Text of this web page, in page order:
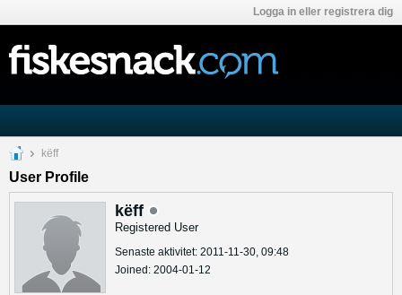
Logga in eller registrera dig
këff
User Profile
këff
Registered User
Senaste aktivitet: 2011-11-30, 09:48
Joined: 2004-01-12